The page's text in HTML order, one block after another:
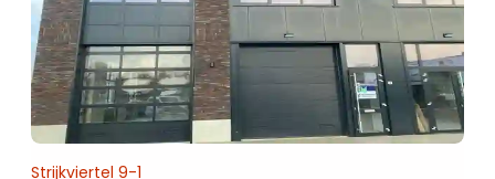
Strijkviertel 9-1